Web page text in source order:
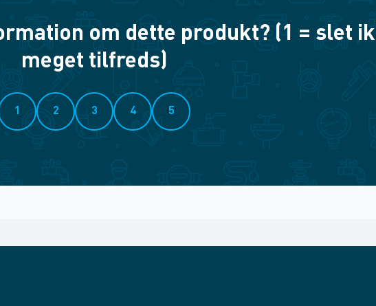
om dette produkt? (1 = slet
meget tilfreds)
1 2 3 4 5